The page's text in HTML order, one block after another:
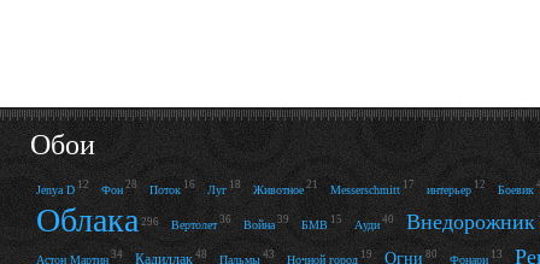
Обои
Jenya D 12 Фон 28 Поток 16 Луг 18 Животное 21 Messerschmitt 17 интерьер 12 Боевик
Облака 296 Вертолет 36 Война 39 БМВ 15 Ауди 40 Внедорожник
Астон Мартин 34 Кадиллак 48 Пальмы 43 Ночной город 19 Огни 80 Фонари 13